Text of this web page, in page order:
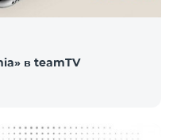
в teamTV